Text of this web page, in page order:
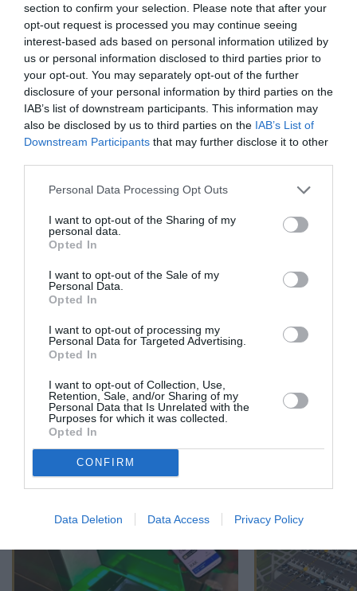
section to confirm your selection. Please note that after your
opt-out request is processed you may continue seeing
interest-based ads based on personal information utilized by
us or personal information disclosed to third parties prior to
your opt-out. You may separately opt-out of the further
disclosure of your personal information by third parties on the
IAB’s list of downstream participants. This information may
also be disclosed by us to third parties on the IAB’s List of
Downstream Participants that may further disclose it to other
Personal Data Processing Opt Outs
I want to opt-out of the Sharing of my
personal data.
Opted In
I want to opt-out of the Sale of my
Personal Data.
Opted In
I want to opt-out of processing my
Personal Data for Targeted Advertising.
Opted In
I want to opt-out of Collection, Use,
Retention, Sale, and/or Sharing of my
Personal Data that Is Unrelated with the
Purposes for which it was collected.
Opted In
CONFIRM
Data Deletion Data Access Privacy Policy
Copaa commenté l'article :
Pointe‑à‑Pitre – Panama City : Air France ouvre un pont
aérien vers l’Amérique latine
PUBLICITÉ
MASQUÉE
PSEUDONYME
COMMENTAIRE
ARTICLES LES PLUS
CONSULTÉS DU MOIS